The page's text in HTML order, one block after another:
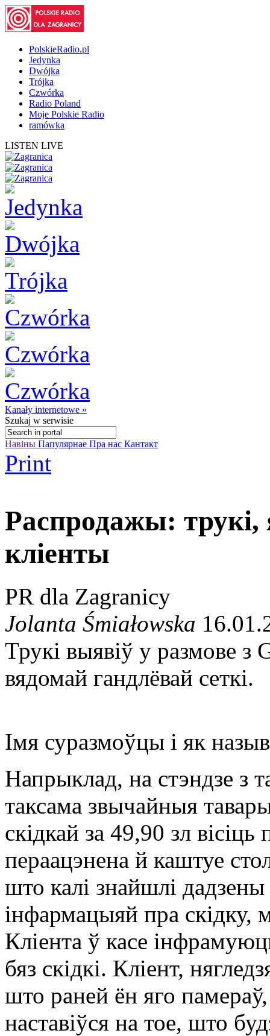
PolskieRadio.pl
Jedynka
Dwójka
Trójka
Czwórka
Radio Poland
Moje Polskie Radio
ramówka
LISTEN LIVE
Kanały internetowe »
Szukaj w serwisie
Навіны Папулярнае Пра нас Кантакт
Print
Распродажы:
кліенты
PR dla Zagranicy
Jolanta Śmiałowska
Трукі выявіў у размове
вядомай гандлёвай сеткі.
Імя суразмоўцы і як
Напрыклад, на стэндзе з
таксама звычайныя
скідкай за 49,90 зл
пераацэнена й каштуе
што калі знайшлі дадзены
інфармацыяй пра скідку,
Кліента ў касе
бяз скідкі. Кліент,
што раней ён яго
наставіўся на тое, што